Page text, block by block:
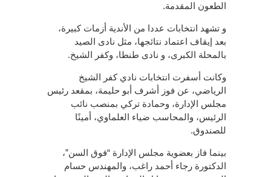
الطعون المقدمة.
و تشهد انتخابات عددا من الأندية أزمات كبيرة،
بعد إيقاف اعتماد نتائجها، مثل نادى الصيد
بالمحلة الكبرى، و نادى طنطا، وكفر الشيخ.
وكانت أسفرت انتخابات نادي كفر الشيخ
الرياضي، عن فوز أشرف أبو حليمة، بمقعد رئيس
مجلس الإدارة، وحمادة تركي بمنصب نائب
الرئيس، والمحاسب ضياء العلماوي، أمينًا
للصندوق.
بينما فاز بعضوية مجلس الإدارة “فوق السن”،
الدكتورة رجاء أحمد راغب، والمهندس حسام